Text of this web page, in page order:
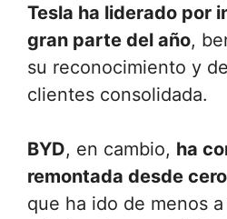
Tesla ha liderado por
gran parte del año,
su reconocimiento y
clientes consolidada.
BYD, en cambio, ha
remontada desde cero
que ha ido de menos